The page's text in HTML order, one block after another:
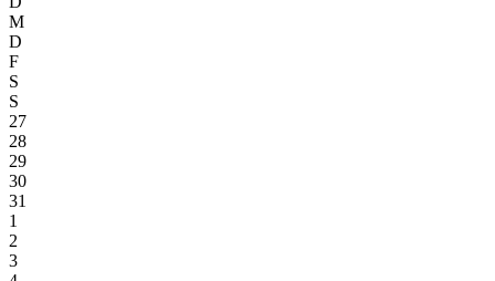
M
D
F
S
S
27
28
29
30
31
1
2
3